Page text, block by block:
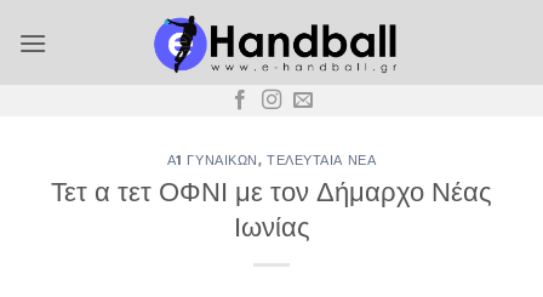
στο
Α1 ΓΥΝΑΙΚΏΝ, ΤΕΛΕΥΤΑΊΑ ΝΈΑ
Τετ α τετ ΟΦΝΙ με τον Δήμαρχο Νέας
Ιωνίας